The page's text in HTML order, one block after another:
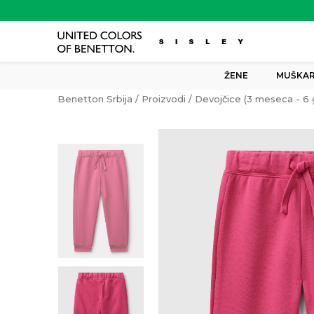
ŽENE
Benetton Srbija Proizvodi Devojčice (3 meseca - 6